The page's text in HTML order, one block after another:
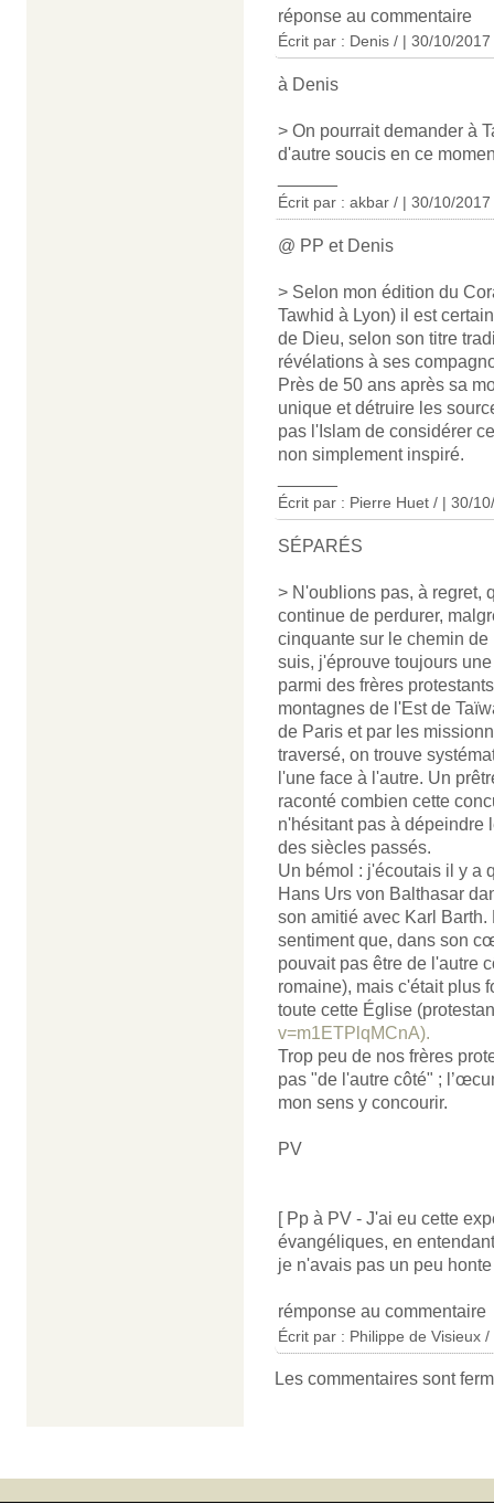
réponse au commentaire
Écrit par : Denis / | 30/10/2017
à Denis
> On pourrait demander à
d'autre soucis en ce
Écrit par : akbar / | 30/10/2017
@ PP et Denis
> Selon mon édition du
Tawhid à Lyon) il est
de Dieu, selon son titre
révélations à ses
Près de 50 ans après sa
unique et détruire les
pas l'Islam de considérer
non simplement inspiré.
Écrit par : Pierre Huet / | 30/
SÉPARÉS
> N'oublions pas, à regret,
continue de perdurer,
cinquante sur le chemin
suis, j'éprouve toujours
parmi des frères
montagnes de l'Est de
de Paris et par les
traversé, on trouve
l'une face à l'autre. Un
raconté combien cette
n'hésitant pas à dépeindre
des siècles passés.
Un bémol : j'écoutais il y a
Hans Urs von Balthasar
son amitié avec Karl
sentiment que, dans son
pouvait pas être de l'autre
romaine), mais c'était plus
toute cette Église
v=m1ETPlqMCnA).
Trop peu de nos frères
pas "de l'autre côté" ;
mon sens y concourir.
PV
[ Pp à PV - J'ai eu cette
évangéliques, en
je n'avais pas un peu
rémponse au commentaire
Écrit par : Philippe de Visieux
Les commentaires sont